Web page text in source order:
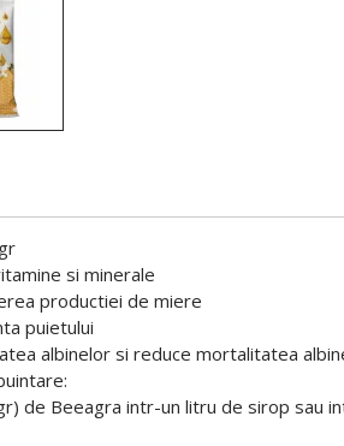
si minerale
productiei de miere
puietului
albinelor si reduce mortalitatea
de Beeagra intr-un litru de sirop sau